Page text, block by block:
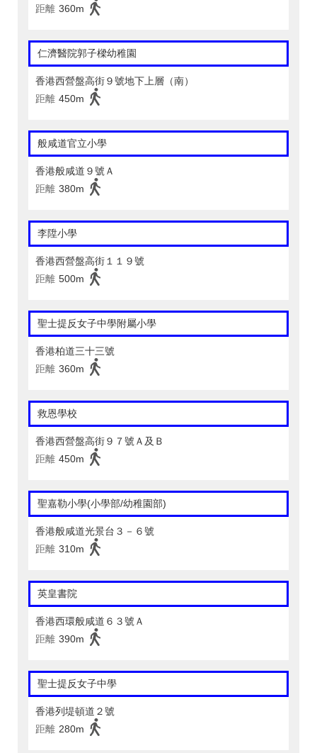
距離 360m
仁濟醫院郭子樑幼稚園
香港西營盤高街９號地下上層（南）
距離 450m
般咸道官立小學
香港般咸道９號Ａ
距離 380m
李陞小學
香港西營盤高街１１９號
距離 500m
聖士提反女子中學附屬小學
香港柏道三十三號
距離 360m
救恩學校
香港西營盤高街９７號Ａ及Ｂ
距離 450m
聖嘉勒小學(小學部/幼稚園部)
香港般咸道光景台３－６號
距離 310m
英皇書院
香港西環般咸道６３號Ａ
距離 390m
聖士提反女子中學
香港列堤頓道２號
距離 280m